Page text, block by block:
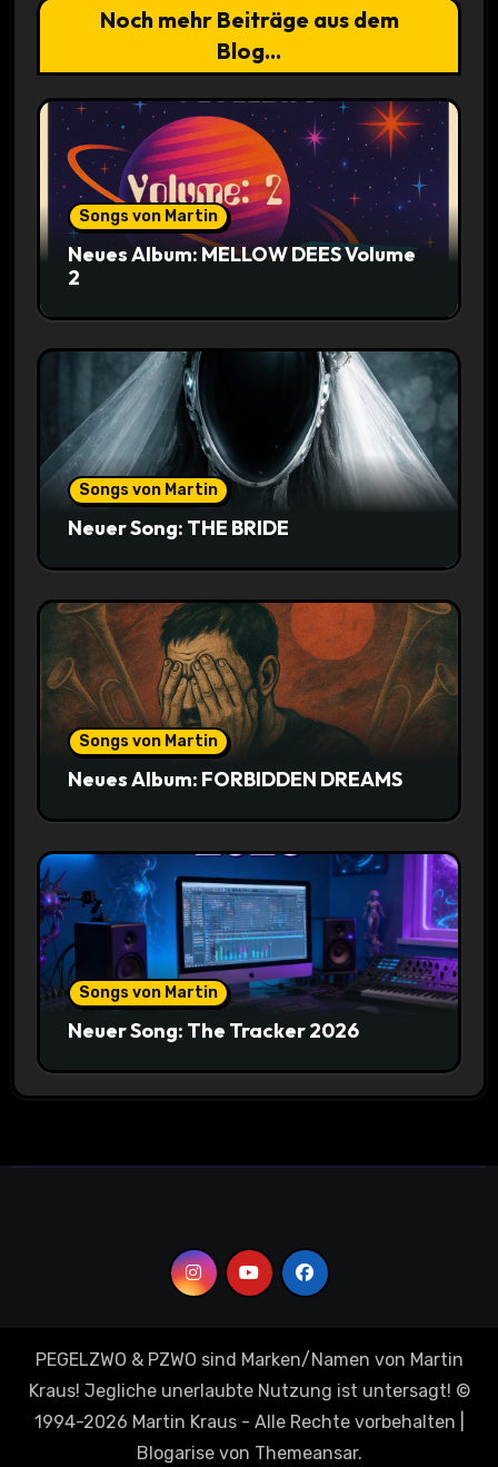
Noch mehr Beiträge aus dem
Blog...
Songs von Martin
Neues Album: MELLOW DEES Volume
2
Songs von Martin
Neuer Song: THE BRIDE
Songs von Martin
Neues Album: FORBIDDEN DREAMS
Songs von Martin
Neuer Song: The Tracker 2026
PEGELZWO & PZWO sind Marken/Namen von Martin
Kraus! Jegliche unerlaubte Nutzung ist untersagt! ©
1994-2026 Martin Kraus - Alle Rechte vorbehalten
Blogarisevon Themeansar.